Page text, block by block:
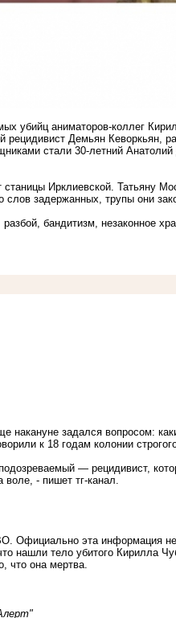
убийц аниматоров-коллег
Демьян Кеворкьян,
стали 30-летний
Ирклиевской. Татьяну
задержанных, трупы они
бандитизм, незаконное
накануне задался вопросом:
к 18 годам колонии
— рецидивист,
- пишет тг-канал.
Официально эта информация
нашли тело убитого Кирилла
что она мертва.